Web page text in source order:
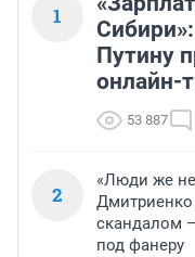
1
Путину
онлайн-
53 887
2
«Люди же не
Дмитриенко
скандалом
под фанеру